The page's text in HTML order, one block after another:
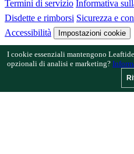
Termini di servizio Informativa
Disdette e rimborsi Sicurezza e
Accessibilità
Impostazioni cookie
Funzionalità
Guida al
Galleria dei giardini
I cookie essenziali mantengono
opzionali di analisi e marketing?